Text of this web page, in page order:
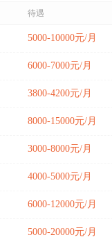
待遇
5000-10000元/月
6000-7000元/月
3800-4200元/月
8000-15000元/月
3000-8000元/月
4000-5000元/月
6000-12000元/月
5000-20000元/月